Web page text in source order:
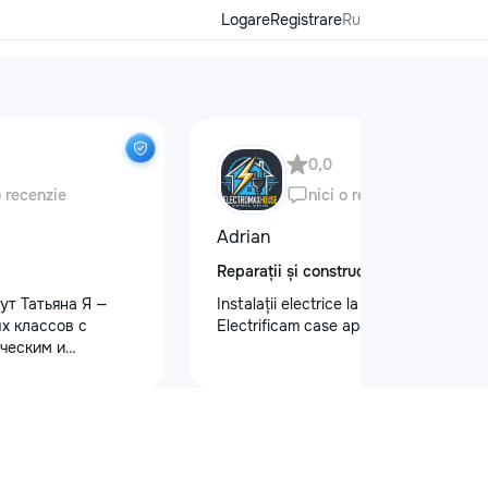
LogareRegistrareRu
recenzie
Татьяна Я —
классов с
и
0,0
nici o recenzie
Adrian
Reparații și construcții
Instalații electrice la cel mai înalt nivel
Electrificam case apartamente oficii